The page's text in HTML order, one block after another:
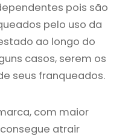
pois são
pelo uso da
ao longo do
casos, serem os
seus franqueados.
com maior
atrair